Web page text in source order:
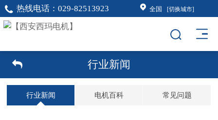
热线电话： 029-82513923 全国 [切换城市]
行业新闻
行业新闻 电机百科 常见问题